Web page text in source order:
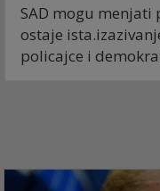
SAD mogu
ostaje
policajce i